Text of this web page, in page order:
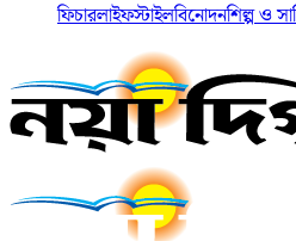
ফিচারলাইফস্টাইলবিনোদনশিল্প ও